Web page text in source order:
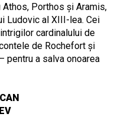
Porthos și Aramis,
Ludovic al XIII-lea. Cei
cardinalului de
de Rochefort și
pentru a salva onoarea